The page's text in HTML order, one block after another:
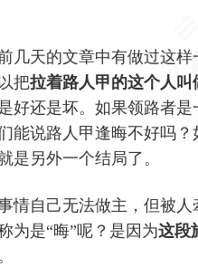
几天的文章中有做过这
把拉着路人甲的这个人叫
好还是坏。如果领路者
能说路人甲逢晦不好吗
是另外一个结局了。
情自己无法做主，但被
为是“晦”呢？是因为这段